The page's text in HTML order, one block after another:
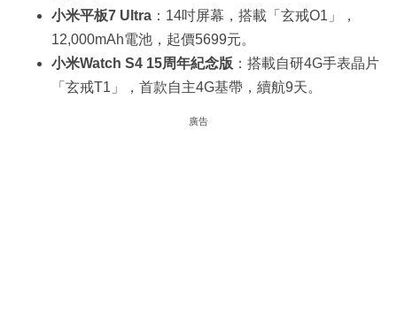
小米平板7 Ultra ：14吋屏幕，搭載「玄戒O1」，
12,000mAh電池，起價5699元。
小米Watch S4 15周年紀念版 ：搭載自研4G手表晶片
「玄戒T1」，首款自主4G基帶，續航9天。
廣告